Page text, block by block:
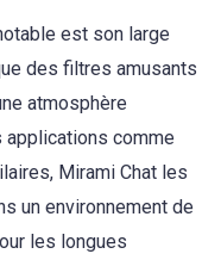
est son large
des filtres amusants
atmosphère
comme
Mirami Chat les
un environnement de
les longues